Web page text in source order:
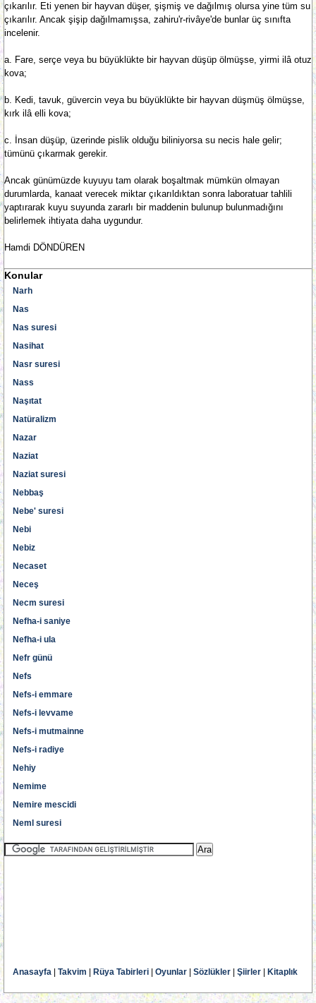
çıkarılır. Eti yenen bir hayvan düşer, şişmiş ve dağılmış olursa yine tüm su
çıkarılır. Ancak şişip dağılmamışsa, zahiru'r-rivâye'de bunlar üç sınıfta
incelenir.
a. Fare, serçe veya bu büyüklükte bir hayvan düşüp ölmüşse, yirmi ilâ otuz
kova;
b. Kedi, tavuk, güvercin veya bu büyüklükte bir hayvan düşmüş ölmüşse,
kırk ilâ elli kova;
c. İnsan düşüp, üzerinde pislik olduğu biliniyorsa su necis hale gelir;
tümünü çıkarmak gerekir.
Ancak günümüzde kuyuyu tam olarak boşaltmak mümkün olmayan
durumlarda, kanaat verecek miktar çıkarıldıktan sonra laboratuar tahlili
yaptırarak kuyu suyunda zararlı bir maddenin bulunup bulunmadığını
belirlemek ihtiyata daha uygundur.
Hamdi DÖNDÜREN
Konular
Narh
Nas
Nas suresi
Nasihat
Nasr suresi
Nass
Naşıtat
Natüralizm
Nazar
Naziat
Naziat suresi
Nebbaş
Nebe' suresi
Nebi
Nebiz
Necaset
Neceş
Necm suresi
Nefha-i saniye
Nefha-i ula
Nefr günü
Nefs
Nefs-i emmare
Nefs-i levvame
Nefs-i mutmainne
Nefs-i radiye
Nehiy
Nemime
Nemire mescidi
Neml suresi
Anasayfa Takvim Rüya Tabirleri Oyunlar Sözlükler Şiirler Kitaplık